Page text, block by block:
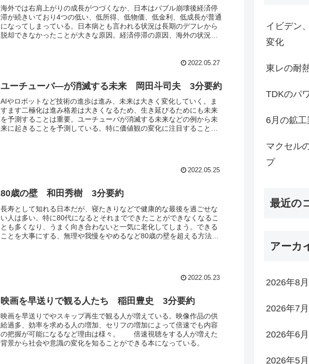
海外では右肩上がりの成長がつづくなか、日本はバブル崩壊後経済停
滞が続きいており4つの低い、低所得、低物価、低金利、低成長が普通
になってしまっている。日本病とも言われる状況は長期のデフレから
脱却できなかったことが大きな原因。経済停滞の原因、海外の状況、
2022.05.27
ユーチューバ―が消滅する未来 岡田斗司夫 3分要約
AIやロボットなど技術の進歩は進み、未来は大きく変化していく。ま
すます二極化は進み格差は大きくなるため、生き延びるためにも未来
を予測することは重要。ユーチューバが消滅する未来などの例から未
来に起きることを予測している。特に価値観の変化に注目することで
2022.05.25
80歳の壁 和田秀樹 3分要約
長寿として知れる日本だが、寝たきりなどで健康的な最後を過ごせな
い人は多い。特に80代になるとそれまでできたことができなくなるこ
とも多くなり、うまく向き合わないと一気に老化してしまう。できる
ことを大事にする、無理や我慢をやめるなど80歳の壁を超える方法に
2022.05.23
映画を早送りで観る人たち 稲田豊史 3分要約
映画を早送りでやスキップ再生で観る人が増えている。映像作品の供
給過多、効率を求める人の増加、セリフの増加によって倍速でも内容
の把握が可能になるなど理由は様々。 倍速視聴をする人が増えた
背景から社会や意識の変化を知ることができる本になっている。
イビデン
変化
東レの耐
TDKのパ
6月の鉱
マクセル
プ
最近の
アーカ
2026年8月
2026年7月
2026年6月
2026年5月